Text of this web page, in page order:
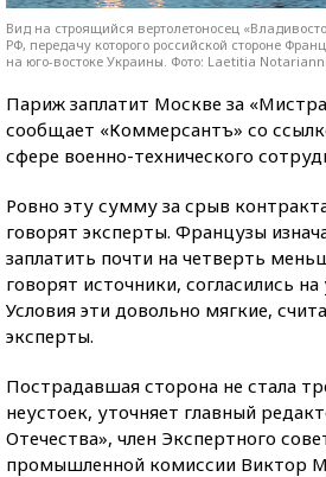
Вид на строящийся вертолетоносец
РФ, передачу которого российской стороне
на юго-востоке Украины. Фото: Laetitia
Париж заплатит Москве за
сообщает «Коммерсантъ» со
сфере военно-технического
Ровно эту сумму за срыв
говорят эксперты. Французы
заплатить почти на четверть
говорят источники, согласились
Условия эти довольно мягкие,
эксперты.
Пострадавшая сторона не стала
неустоек, уточняет главный
Отечества», член Экспертного
промышленной комиссии Виктор